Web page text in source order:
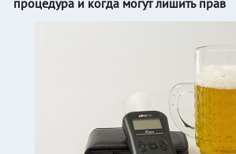
процедура и когда могут лишить прав